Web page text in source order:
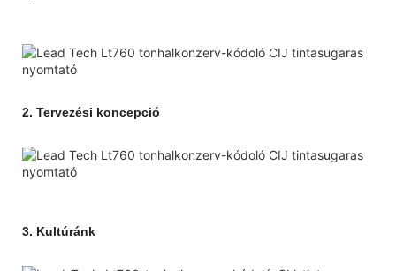
2. Tervezési koncepció
3. Kultúránk